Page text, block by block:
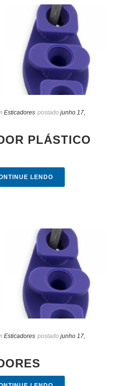
Esticadores postado junho 17,
PLÁSTICO
LENDO
Esticadores postado junho 17,